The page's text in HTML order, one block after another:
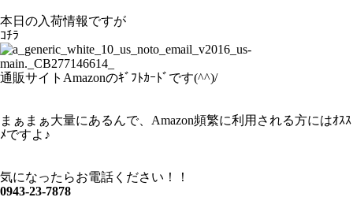
本日の入荷情報ですが
ｺﾁﾗ
通販サイトAmazonのｷﾞﾌﾄｶｰﾄﾞです(^^)/
まぁまぁ大量にあるんで、Amazon頻繁に利用される方にはｵｽｽ
ﾒですよ♪
気になったらお電話ください！！
0943-23-7878